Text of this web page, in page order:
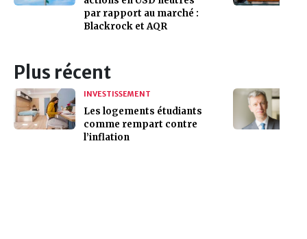
par rapport au marché :
Blackrock et AQR
Plus récent
INVESTISSEMENT
Les logements étudiants
comme rempart contre
l’inflation